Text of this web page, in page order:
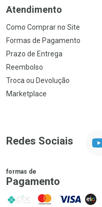
Atendimento
Como Comprar no Site
Formas de Pagamento
Prazo de Entrega
Reembolso
Troca ou Devolução
Marketplace
Redes Sociais
formas de
Pagamento
PIX MasterCard
VISA ELO